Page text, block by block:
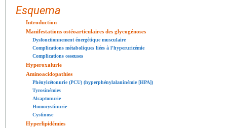
Esquema
Introduction
Manifestations ostéoarticulaires des glycogénoses
Dysfonctionnement énergétique musculaire
Complications métaboliques liées à l'hyperuricémie
Complications osseuses
Hyperoxalurie
Aminoacidopathies
Phénylcétonurie (PCU) (hyperphénylalaninémie [HPA])
Tyrosinémies
Alcaptonurie
Homocystinurie
Cystinose
Hyperlipidémies